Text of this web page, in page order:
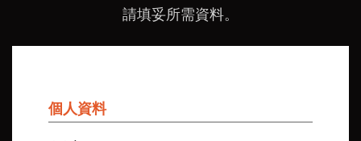
請填妥所需資料。
個人資料